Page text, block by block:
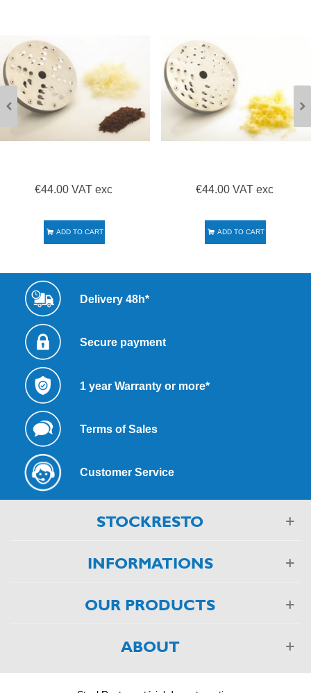
€44.00 VAT exc
ADD TO CART
€44.00 VAT exc
ADD TO CART
Delivery 48h*
Secure payment
1 year Warranty or more*
Terms of Sales
Customer Service
STOCKRESTO
INFORMATIONS
OUR PRODUCTS
ABOUT